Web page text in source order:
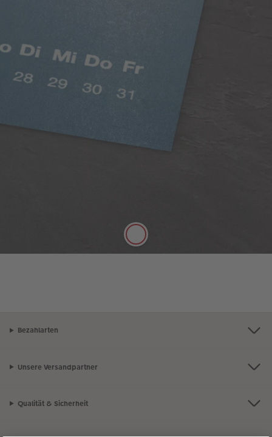
Bezahlarten
Unsere Versandpartner
Qualität & Sicherheit